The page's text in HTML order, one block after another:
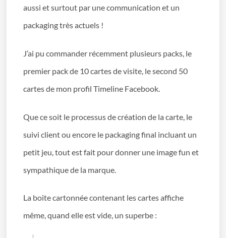
aussi et surtout par une communication et un
packaging très actuels !
J’ai pu commander récemment plusieurs packs, le
premier pack de 10 cartes de visite, le second 50
cartes de mon profil Timeline Facebook.
Que ce soit le processus de création de la carte, le
suivi client ou encore le packaging final incluant un
petit jeu, tout est fait pour donner une image fun et
sympathique de la marque.
La boite cartonnée contenant les cartes affiche
même, quand elle est vide, un superbe :